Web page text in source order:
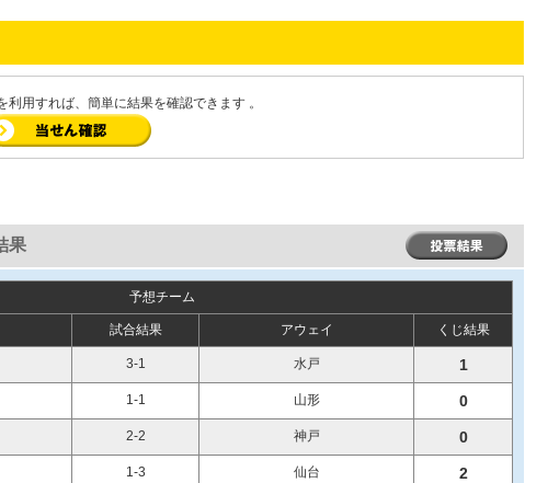
利用すれば、簡単に結果を確認できます 。
果
予想チーム
試合結果 アウェイ くじ結果
3-1 水戸 1
1-1 山形 0
2-2 神戸 0
1-3 仙台 2